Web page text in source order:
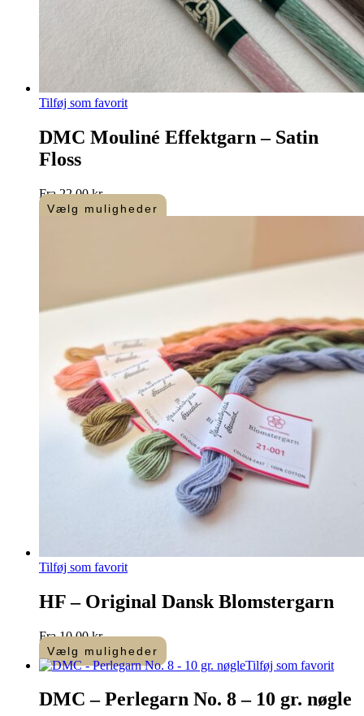
Tilføj som favorit
DMC Mouliné Effektgarn – Satin
Floss
Fra22,00kr.
Vælg muligheder
Mulighederne
kan
varesiden
Tilføj som favorit
HF – Original Dansk Blomstergarn
Fra10,00kr.
Vælg muligheder
Dette
har
flere
Tilføj som favorit
DMC – Perlegarn No. 8 – 10 gr. nøgle